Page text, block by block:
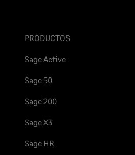
PRODUCTOS
Sage Active
Sage 50
Sage 200
Sage X3
Sage HR